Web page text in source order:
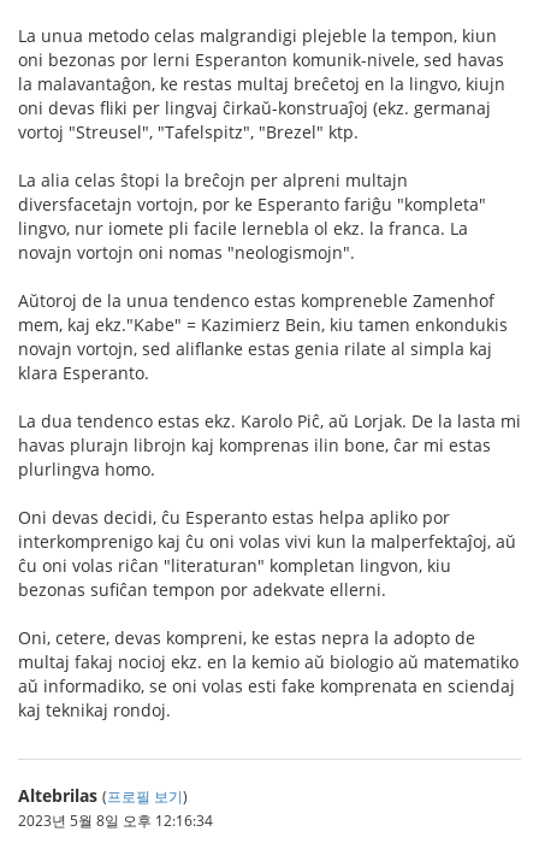
La unua metodo celas malgrandigi plejeble la tempon, kiun
oni bezonas por lerni Esperanton komunik-nivele, sed havas
la malavantaĝon, ke restas multaj breĉetoj en la lingvo, kiujn
oni devas fliki per lingvaj ĉirkaŭ-konstruaĵoj (ekz. germanaj
vortoj "Streusel", "Tafelspitz", "Brezel" ktp.
La alia celas ŝtopi la breĉojn per alpreni multajn
diversfacetajn vortojn, por ke Esperanto fariĝu "kompleta"
lingvo, nur iomete pli facile lernebla ol ekz. la franca. La
novajn vortojn oni nomas "neologismojn".
Aŭtoroj de la unua tendenco estas kompreneble Zamenhof
mem, kaj ekz."Kabe" = Kazimierz Bein, kiu tamen enkondukis
novajn vortojn, sed aliflanke estas genia rilate al simpla kaj
klara Esperanto.
La dua tendenco estas ekz. Karolo Piĉ, aŭ Lorjak. De la lasta mi
havas plurajn librojn kaj komprenas ilin bone, ĉar mi estas
plurlingva homo.
Oni devas decidi, ĉu Esperanto estas helpa apliko por
interkomprenigo kaj ĉu oni volas vivi kun la malperfektaĵoj, aŭ
ĉu oni volas riĉan "literaturan" kompletan lingvon, kiu
bezonas sufiĉan tempon por adekvate ellerni.
Oni, cetere, devas kompreni, ke estas nepra la adopto de
multaj fakaj nocioj ekz. en la kemio aŭ biologio aŭ matematiko
aŭ informadiko, se oni volas esti fake komprenata en sciendaj
kaj teknikaj rondoj.
Altebrilas (프로필 보기)
2023년 5월 8일 오후 12:16:34